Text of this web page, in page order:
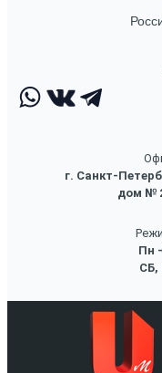
г. Санкт-
дом №
Пн
СБ,